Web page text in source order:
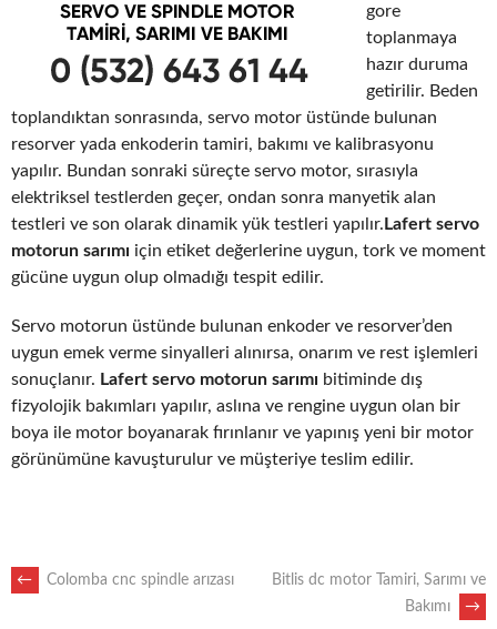
gore
toplanmaya
hazır duruma
getirilir. Beden
toplandıktan sonrasında, servo motor üstünde bulunan
resorver yada enkoderin tamiri, bakımı ve kalibrasyonu
yapılır. Bundan sonraki süreçte servo motor, sırasıyla
elektriksel testlerden geçer, ondan sonra manyetik alan
testleri ve son olarak dinamik yük testleri yapılır.Lafert servo
motorun sarımı için etiket değerlerine uygun, tork ve moment
gücüne uygun olup olmadığı tespit edilir.
Servo motorun üstünde bulunan enkoder ve resorver’den
uygun emek verme sinyalleri alınırsa, onarım ve rest işlemleri
sonuçlanır. Lafert servo motorun sarımı bitiminde dış
fizyolojik bakımları yapılır, aslına ve rengine uygun olan bir
boya ile motor boyanarak fırınlanır ve yapınış yeni bir motor
görünümüne kavuşturulur ve müşteriye teslim edilir.
POST
← Colomba cnc spindle arızası
Bitlis dc motor Tamiri, Sarımı ve
Bakımı
→